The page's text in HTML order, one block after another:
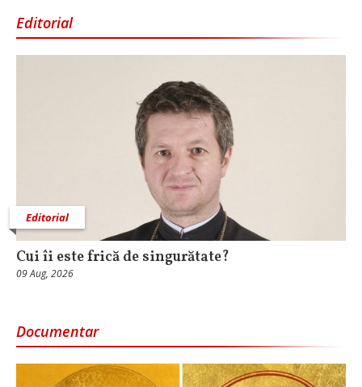
Editorial
Editorial
Cui îi este frică de singurătate?
09 Aug, 2026
Documentar